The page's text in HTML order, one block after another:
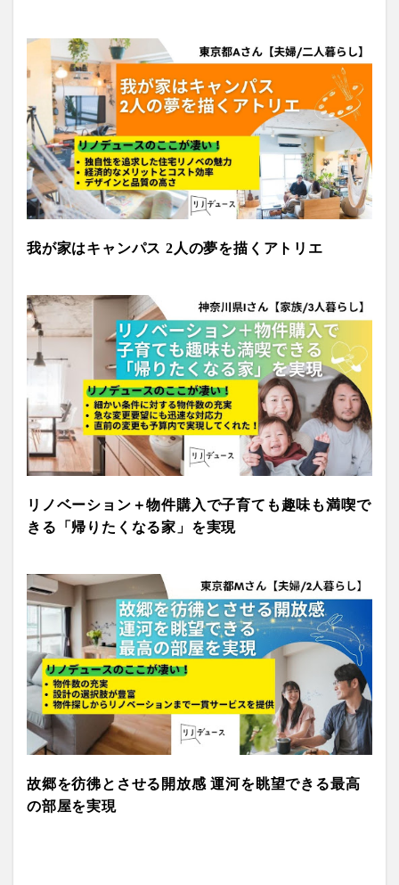
我が家はキャンパス 2人の夢を描くアトリエ
リノベーション＋物件購入で子育ても趣味も満喫で
きる「帰りたくなる家」を実現
故郷を彷彿とさせる開放感 運河を眺望できる最高
の部屋を実現